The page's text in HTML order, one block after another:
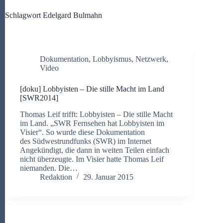
Schlagwort Edelgard Bulmahn
Dokumentation, Lobbyismus, Netzwerk,
Video
[doku] Lobbyisten – Die stille Macht im Land
[SWR2014]
Thomas Leif trifft: Lobbyisten – Die stille Macht
im Land. „SWR Fernsehen hat Lobbyisten im
Visier“. So wurde diese Dokumentation
des Südwestrundfunks (SWR) im Internet
Angekündigt, die dann in weiten Teilen einfach
nicht überzeugte. Im Visier hatte Thomas Leif
niemanden. Die…
Redaktion
29. Januar 2015